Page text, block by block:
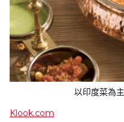
以印度菜為
Klook.com